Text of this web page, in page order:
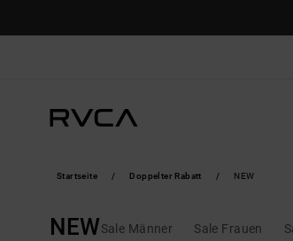
Startseite Doppelter Rabatt NEW
NEWSale Männer Sale Frauen